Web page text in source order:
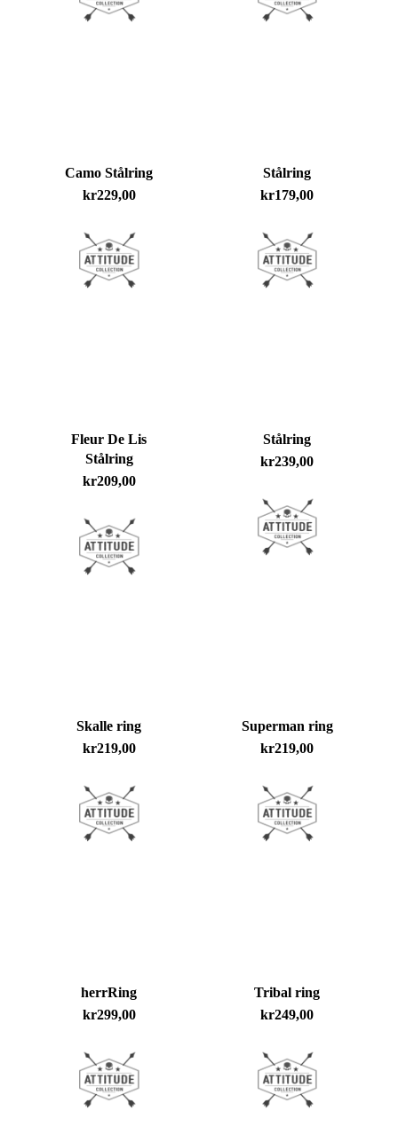
Camo Stålring
kr229,00
Stålring
kr179,00
Fleur De Lis
Stålring
kr209,00
Stålring
kr239,00
Skalle ring
kr219,00
Superman ring
kr219,00
herrRing
kr299,00
Tribal ring
kr249,00